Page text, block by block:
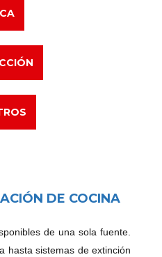
DE COCINA
de una sola fuente.
hasta sistemas de extinción